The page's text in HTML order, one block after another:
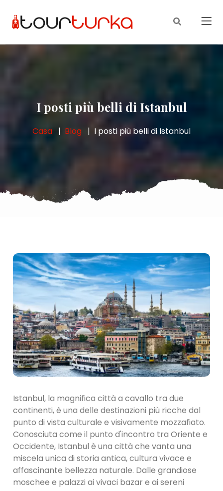
I posti più belli di Istanbul
Casa Blog I posti più belli di Istanbul
Istanbul, la magnifica città a cavallo tra due
continenti, è una delle destinazioni più ricche dal
punto di vista culturale e visivamente mozzafiato.
Conosciuta come il punto d'incontro tra Oriente e
Occidente, Istanbul è una città che vanta una
miscela unica di storia antica, cultura vivace e
affascinante bellezza naturale. Dalle grandiose
moschee e palazzi ai vivaci bazar e ai sereni